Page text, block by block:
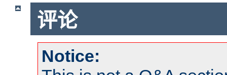
评论
Notice: